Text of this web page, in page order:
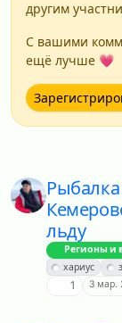
другим
С вашими
ещё лучше 💗
льду
Регионы и
хариус
1 3 мар.